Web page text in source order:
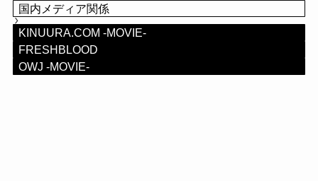
国内メディア関係
KINUURA.COM -MOVIE-
FRESHBLOOD
OWJ -MOVIE-